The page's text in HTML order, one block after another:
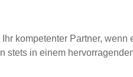
kompetenter Partner, wenn
stets in einem